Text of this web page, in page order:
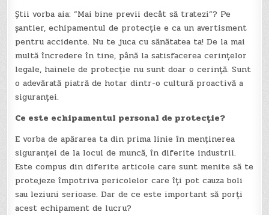
Știi vorba aia: ”Mai bine previi decât să tratezi”? Pe
șantier, echipamentul de protecție e ca un avertisment
pentru accidente. Nu te juca cu sănătatea ta! De la mai
multă încredere în tine, până la satisfacerea cerințelor
legale, hainele de protecție nu sunt doar o cerință. Sunt
o adevărată piatră de hotar dintr-o cultură proactivă a
siguranței.
Ce este echipamentul personal de protecție?
E vorba de apărarea ta din prima linie în menținerea
siguranței de la locul de muncă, în diferite industrii.
Este compus din diferite articole care sunt menite să te
protejeze împotriva pericolelor care îți pot cauza boli
sau leziuni serioase. Dar de ce este important să porți
acest echipament de lucru?